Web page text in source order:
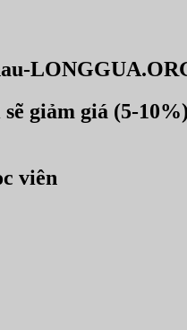
giảm giá (5-
viên